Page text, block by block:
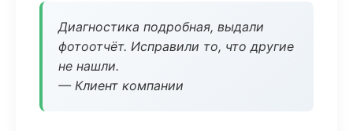
Диагностика подробная, выдали
фотоотчёт. Исправили то, что другие
не нашли.
— Клиент компании